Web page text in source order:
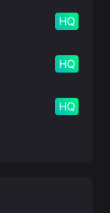
HQ
HQ
HQ